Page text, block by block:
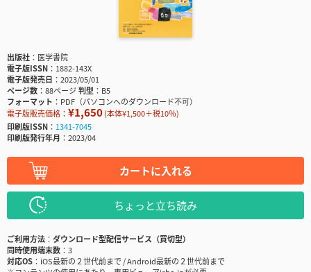
出版社
医学書院
電子版ISSN
1882-143X
電子版発売日
2023/05/01
ページ数
88ページ判型
B5
フォーマット
PDF（パソコンへのダウンロード不可）
電子版販売価格： ¥1,650(本体¥1,500＋税10％)
印刷版ISSN
1341-7045
印刷版発行年月
2023/04
カートに入れる
ちょっと立ち読み
ご利用方法
ダウンロード型配信サービス（買切型）
同時使用端末数
3
対応OS
iOS最新の２世代前まで / Android最新の２世代前まで